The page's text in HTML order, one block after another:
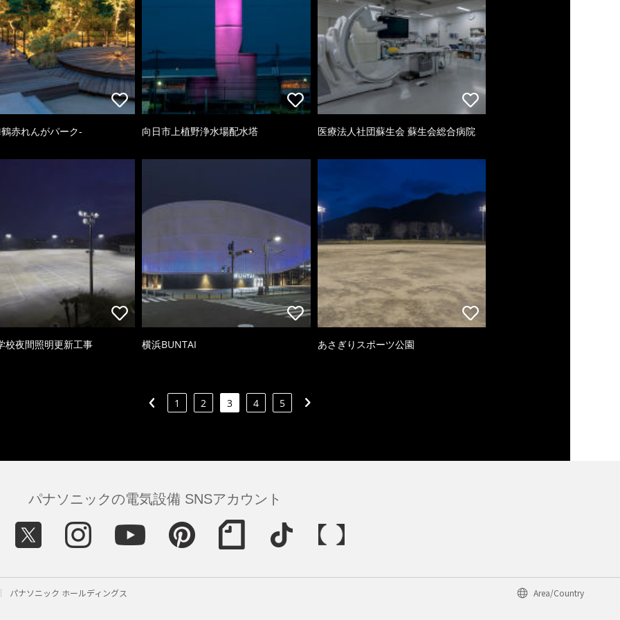
赤れんがパーク- 向日市上植野浄水場配水塔 医療法人社団蘇生会 蘇生会総合病院
校夜間照明更新工事 横浜BUNTAI あさぎりスポーツ公園
1 2 3 4 5
パナソニックの電気設備 SNSアカウント
パナソニック ホールディングス Area/Country